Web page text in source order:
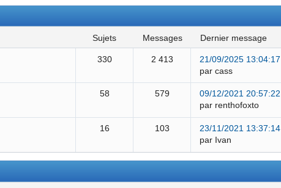
sujets messages dernier message
330 2 413
21/09/2025 13:04:17
par cass
58 579
09/12/2021 20:57:22
par renthofoxto
16 103
23/11/2021 13:37:14
par Ivan